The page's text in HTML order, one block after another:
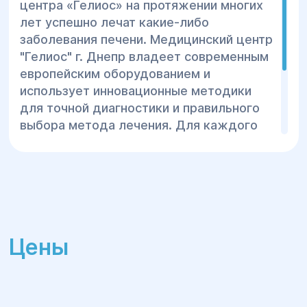
частичная резекция пораженной ткани.
При наличии большой опухоли пациенту
предлагают пересадку органа,
поскольку печеночная недостаточность
опасна для жизни. Специалисты центра
"Гелиос" используют лапароскопическую
методику для проведения оперативного
метод позволяет минимизировать
травматизацию окружающих тканей,
центра «Гелиос» на протяжении многих
лет успешно лечат какие-либо
заболевания печени. Медицинский центр
"Гелиос" г. Днепр владеет современным
европейским оборудованием и
использует инновационные методики
для точной диагностики и правильного
выбора метода лечения. Для каждого
Цены